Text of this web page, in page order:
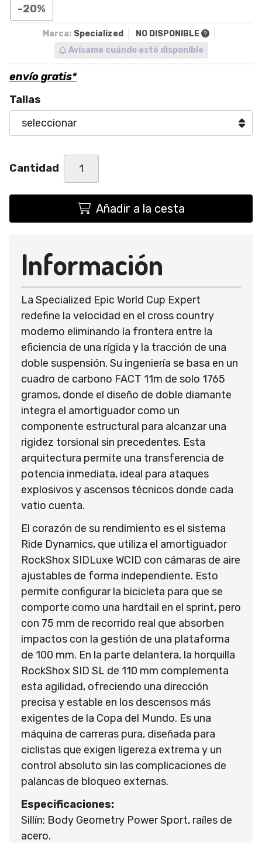
-20%
Marca: Specialized
NO DISPONIBLE
Avísame cuándo esté disponible
envío gratis*
Tallas
Cantidad
Añadir a la cesta
Información
La Specialized Epic World Cup Expert
redefine la velocidad en el cross country
moderno eliminando la frontera entre la
eficiencia de una rígida y la tracción de una
doble suspensión. Su ingeniería se basa en un
cuadro de carbono FACT 11m de solo 1765
gramos, donde el diseño de doble diamante
integra el amortiguador como un
componente estructural para alcanzar una
rigidez torsional sin precedentes. Esta
arquitectura permite una transferencia de
potencia inmediata, ideal para ataques
explosivos y ascensos técnicos donde cada
vatio cuenta.
El corazón de su rendimiento es el sistema
Ride Dynamics, que utiliza el amortiguador
RockShox SIDLuxe WCID con cámaras de aire
ajustables de forma independiente. Esto
permite configurar la bicicleta para que se
comporte como una hardtail en el sprint, pero
con 75 mm de recorrido real que absorben
impactos con la gestión de una plataforma
de 100 mm. En la parte delantera, la horquilla
RockShox SID SL de 110 mm complementa
esta agilidad, ofreciendo una dirección
precisa y estable en los descensos más
exigentes de la Copa del Mundo. Es una
máquina de carreras pura, diseñada para
ciclistas que exigen ligereza extrema y un
control absoluto sin las complicaciones de
palancas de bloqueo externas.
Especificaciones:
Sillín: Body Geometry Power Sport, raíles de
acero.